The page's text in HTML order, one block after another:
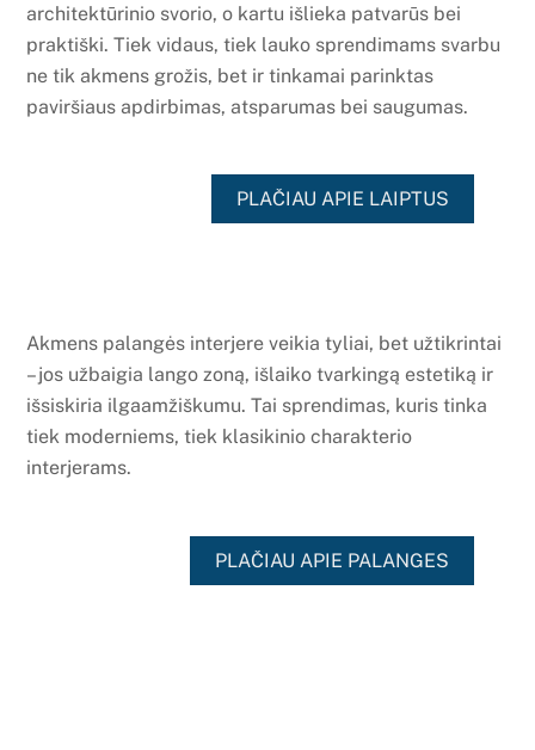
architektūrinio svorio, o kartu išlieka patvarūs bei
praktiški. Tiek vidaus, tiek lauko sprendimams svarbu
ne tik akmens grožis, bet ir tinkamai parinktas
paviršiaus apdirbimas, atsparumas bei saugumas.
PLAČIAU APIE LAIPTUS
Akmens palangės interjere veikia tyliai, bet užtikrintai
– jos užbaigia lango zoną, išlaiko tvarkingą estetiką ir
išsiskiria ilgaamžiškumu. Tai sprendimas, kuris tinka
tiek moderniems, tiek klasikinio charakterio
interjerams.
PLAČIAU APIE PALANGES